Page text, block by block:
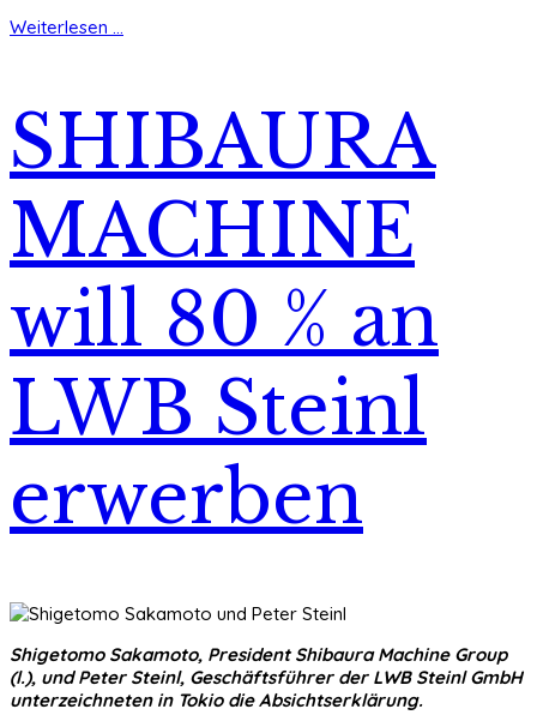
Weiterlesen ...
SHIBAURA
MACHINE
will 80 % an
LWB Steinl
erwerben
Shigetomo Sakamoto, President Shibaura Machine Group
(l.), und Peter Steinl, Geschäftsführer der LWB Steinl GmbH
unterzeichneten in Tokio die Absichtserklärung.